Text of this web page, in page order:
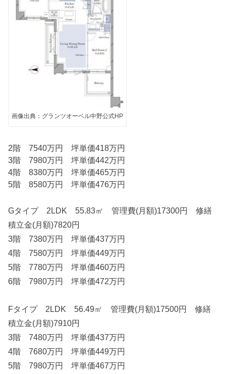
画像出典：グランツオーベル中野公式HP
2階 7540万円 坪単価418万円
3階 7980万円 坪単価442万円
4階 8380万円 坪単価465万円
5階 8580万円 坪単価476万円
Gタイプ 2LDK 55.83㎡ 管理費(月額)17300円 修繕
積立金(月額)7820円
3階 7380万円 坪単価437万円
4階 7580万円 坪単価449万円
5階 7780万円 坪単価460万円
6階 7980万円 坪単価472万円
Fタイプ 2LDK 56.49㎡ 管理費(月額)17500円 修繕
積立金(月額)7910円
3階 7480万円 坪単価437万円
4階 7680万円 坪単価449万円
5階 7980万円 坪単価467万円